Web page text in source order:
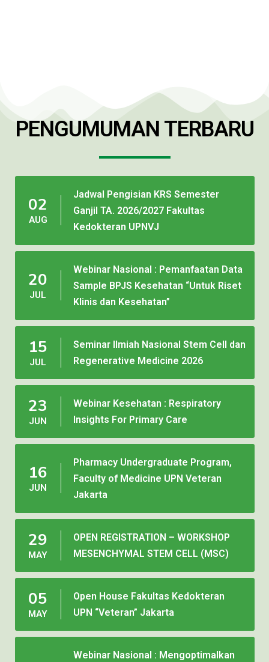
PENGUMUMAN TERBARU
02
AUG
Jadwal Pengisian KRS Semester
Ganjil TA. 2026/2027 Fakultas
Kedokteran UPNVJ
20
JUL
Webinar Nasional : Pemanfaatan Data
Sample BPJS Kesehatan “Untuk Riset
Klinis dan Kesehatan”
15
JUL
Seminar Ilmiah Nasional Stem Cell dan
Regenerative Medicine 2026
23
JUN
Webinar Kesehatan : Respiratory
Insights For Primary Care
16
JUN
Pharmacy Undergraduate Program,
Faculty of Medicine UPN Veteran
Jakarta
29
MAY
OPEN REGISTRATION – WORKSHOP
MESENCHYMAL STEM CELL (MSC)
05
MAY
Open House Fakultas Kedokteran
UPN “Veteran” Jakarta
Webinar Nasional : Mengoptimalkan